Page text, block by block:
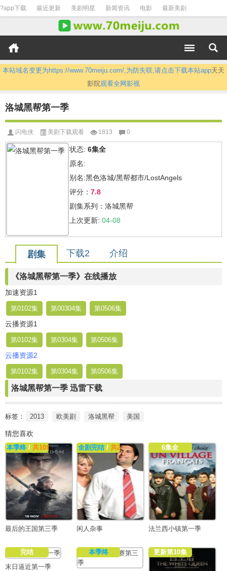
?app下载 最近更新 美剧明星 新闻资讯 电影 最新美剧
本站域名变更为https://www.70meiju.com/,为防失联,请点击下载本站app天天
影院观看全网影视
洛城黑帮第一季
闪电侠 美剧下载观看 1813 0
状态: 6集全
原名:
别名:黑色洛城/黑帮都市/LostAngels
评分： 7.8
剧集系列：洛城黑帮
上次更新: 04-08
剧集 下载2 介绍
《洛城黑帮第一季》在线播放
加速资源1
第0102集 第00304集 第0506集
云播资源1
第0102集 第0304集 第0506集
云播资源2
第0102集 第0304集 第0506集
洛城黑帮第一季 迅雷下载
标签： 2013 欧美剧 洛城黑帮 美国
猜您喜欢
本季终 / 共10集
最后的王国第三季
全剧完结 /共2集
闲人杂事
6集全
法兰西小镇第一季
完结
末日逼近第一季
本季终 更新第10集